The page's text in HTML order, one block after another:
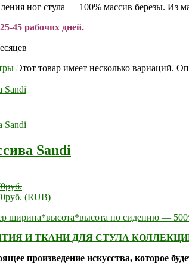
ног стула — 100% массив березы. Из
45 рабочих дней.
Этот товар имеет несколько вариаций.
Sandi
руб.
руб. (RUB)
ширина*высота*высота по сидению —
И ТКАНИ ДЛЯ СТУЛА КОЛЛЕКЦИИ
произведение искусства, которое